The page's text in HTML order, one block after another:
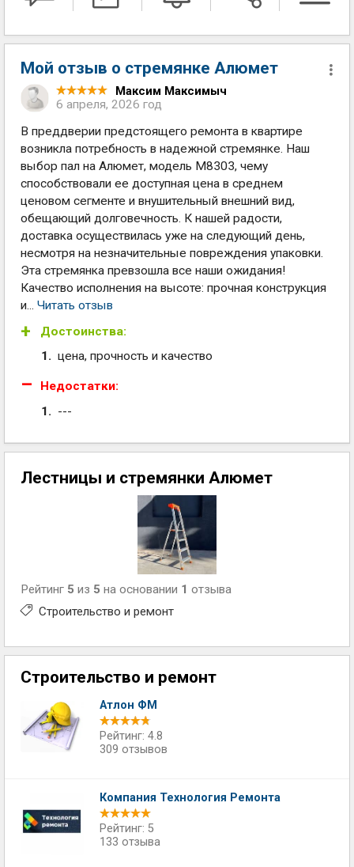
Мой отзыв о стремянке Алюмет
Максим Максимыч
6 апреля, 2026 год
В преддверии предстоящего ремонта в квартире
возникла потребность в надежной стремянке. Наш
выбор пал на Алюмет, модель М8303, чему
способствовали ее доступная цена в среднем
ценовом сегменте и внушительный внешний вид,
обещающий долговечность. К нашей радости,
доставка осуществилась уже на следующий день,
несмотря на незначительные повреждения упаковки.
Эта стремянка превзошла все наши ожидания!
Качество исполнения на высоте: прочная конструкция
и... Читать отзыв
Достоинства:
цена, прочность и качество
Недостатки:
---
Лестницы и стремянки Алюмет
Рейтинг 5 из 5 на основании 1 отзыва
Строительство и ремонт
Строительство и ремонт
Атлон ФМ
Рейтинг: 4.8
309 отзывов
Компания Технология Ремонта
Рейтинг: 5
133 отзыва